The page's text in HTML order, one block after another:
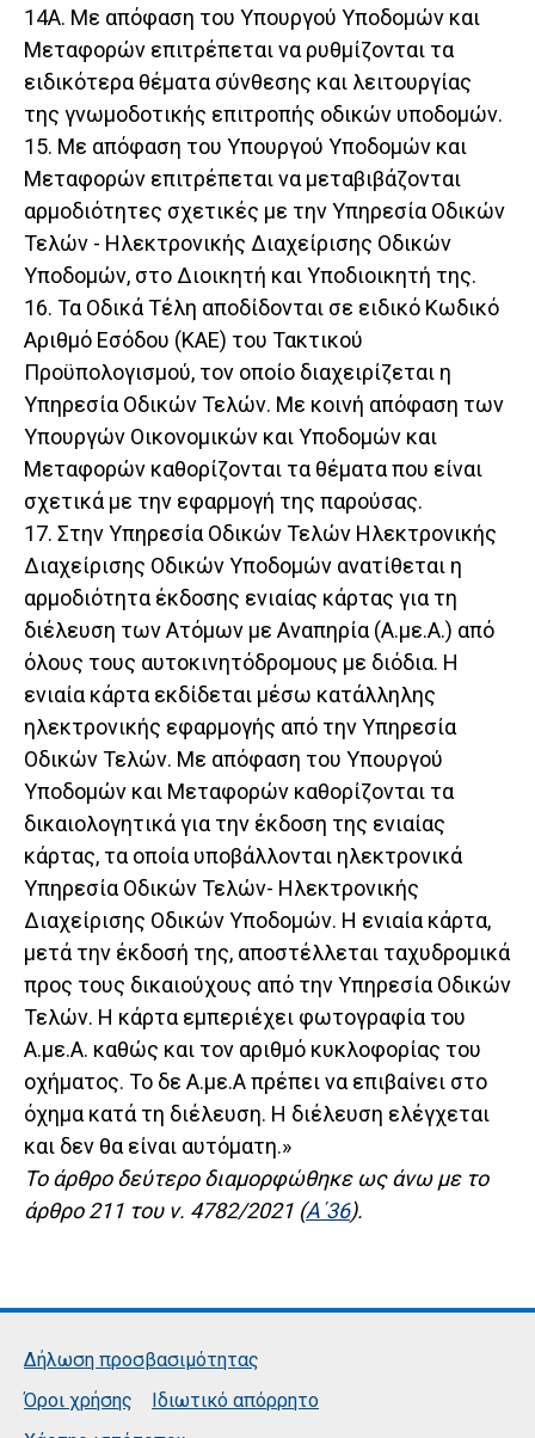
14Α. Με απόφαση του Υπουργού Υποδομών και
Μεταφορών επιτρέπεται να ρυθμίζονται τα
ειδικότερα θέματα σύνθεσης και λειτουργίας
της γνωμοδοτικής επιτροπής οδικών υποδομών.
15. Με απόφαση του Υπουργού Υποδομών και
Μεταφορών επιτρέπεται να μεταβιβάζονται
αρμοδιότητες σχετικές με την Υπηρεσία Οδικών
Τελών - Ηλεκτρονικής Διαχείρισης Οδικών
Υποδομών, στο Διοικητή και Υποδιοικητή της.
16. Τα Οδικά Τέλη αποδίδονται σε ειδικό Κωδικό
Αριθμό Εσόδου (ΚΑΕ) του Τακτικού
Προϋπολογισμού, τον οποίο διαχειρίζεται η
Υπηρεσία Οδικών Τελών. Με κοινή απόφαση των
Υπουργών Οικονομικών και Υποδομών και
Μεταφορών καθορίζονται τα θέματα που είναι
σχετικά με την εφαρμογή της παρούσας.
17. Στην Υπηρεσία Οδικών Τελών Ηλεκτρονικής
Διαχείρισης Οδικών Υποδομών ανατίθεται η
αρμοδιότητα έκδοσης ενιαίας κάρτας για τη
διέλευση των Ατόμων με Αναπηρία (Α.με.Α.) από
όλους τους αυτοκινητόδρομους με διόδια. Η
ενιαία κάρτα εκδίδεται μέσω κατάλληλης
ηλεκτρονικής εφαρμογής από την Υπηρεσία
Οδικών Τελών. Με απόφαση του Υπουργού
Υποδομών και Μεταφορών καθορίζονται τα
δικαιολογητικά για την έκδοση της ενιαίας
κάρτας, τα οποία υποβάλλονται ηλεκτρονικά
Υπηρεσία Οδικών Τελών- Ηλεκτρονικής
Διαχείρισης Οδικών Υποδομών. Η ενιαία κάρτα,
μετά την έκδοσή της, αποστέλλεται ταχυδρομικά
προς τους δικαιούχους από την Υπηρεσία Οδικών
Τελών. Η κάρτα εμπεριέχει φωτογραφία του
Α.με.Α. καθώς και τον αριθμό κυκλοφορίας του
οχήματος. Το δε Α.με.Α πρέπει να επιβαίνει στο
όχημα κατά τη διέλευση. Η διέλευση ελέγχεται
και δεν θα είναι αυτόματη.»
Το άρθρο δεύτερο διαμορφώθηκε ως άνω με το
άρθρο 211 του ν. 4782/2021 (Α΄36).
Δήλωση προσβασιμότητας
Όροι χρήσης
Ιδιωτικό απόρρητο